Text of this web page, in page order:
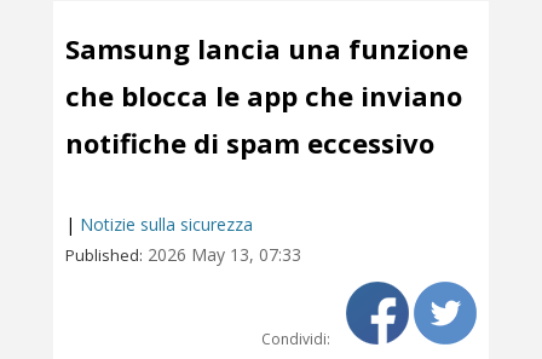
Samsung lancia una funzione
che blocca le app che inviano
notifiche di spam eccessivo
| Notizie sulla sicurezza
Published: 2026 May 13, 07:33
Condividi: